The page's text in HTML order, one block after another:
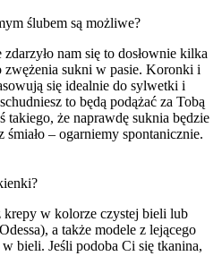
ślubem są możliwe?
nam się to dosłownie kilka
zwężenia sukni w pasie. Koronki i
się idealnie do sylwetki i
to będą podążać za Tobą
takiego, że naprawdę suknia będzie
śmiało – ogarniemy spontanicznie.
w kolorze czystej bieli lub
a także modele z lejącego
bieli. Jeśli podoba Ci się tkanina,